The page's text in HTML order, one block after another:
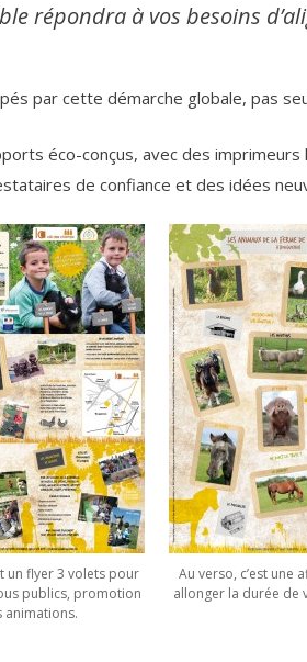
répondra à vos besoins
par cette démarche globale, pas
éco-conçus, avec des
de confiance et des idées
un flyer 3 volets pour
publics, promotion
animations.
Au verso, c’est une
allonger la durée de